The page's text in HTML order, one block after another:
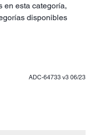
en esta categoría,
disponibles
ADC-64733 v3 06/23